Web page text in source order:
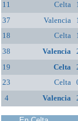
11
Celta
37
Valencia
18
Celta
38
Valencia
19
Celta
23
Celta
4
Valencia